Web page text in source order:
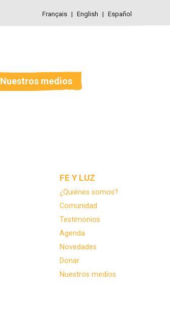
Français English Español
Nuestros medios
Navegación
FE Y LUZ
¿Quiénes somos?
Comunidad
Testimonios
Agenda
Novedades
Donar
Nuestros medios